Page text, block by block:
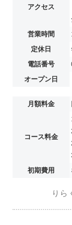
アクセス
営業時間
定休日
電話番号
オープン日
月額料金
コース料金
初期費用
りら